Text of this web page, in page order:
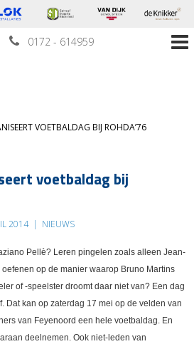
0172 - 614959
VOETBALDAG BIJ ROHDA’76
voetbaldag bij
2014 | NIEUWS
Pellè? Leren pingelen zoals alleen Jean-
op de manier waarop Bruno Martins
of -speelster droomt daar niet van? Een dag
Dat kan op zaterdag 17 mei op de velden van
van Feyenoord een hele voetbaldag. En
deelnemen. Ook niet-leden van